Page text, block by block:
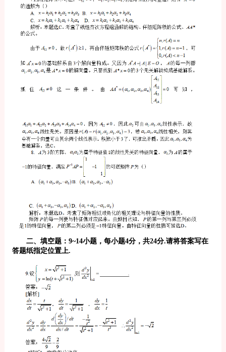
二、填空题：9~14小题，每小题4分，共24分.请将答案写在
答题纸指定位置上.